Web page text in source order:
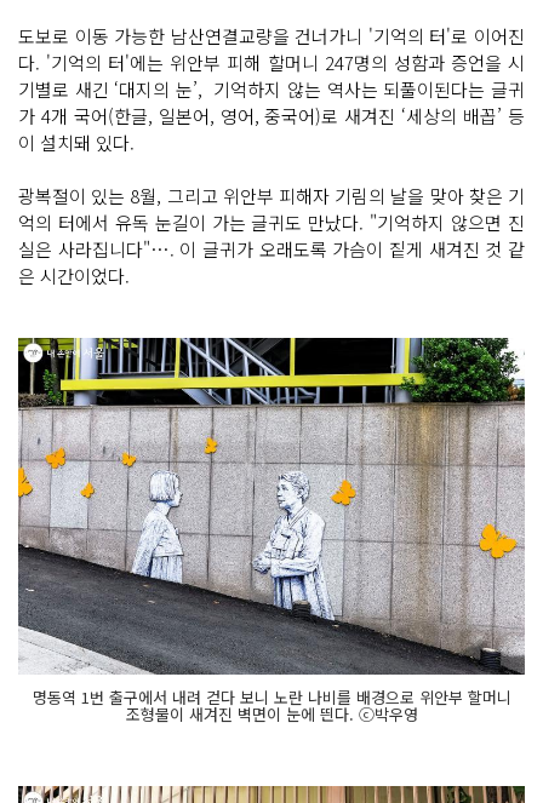
도보로 이동 가능한 남산연결교량을 건너가니 '기억의 터'로 이어진
다. '기억의 터'에는 위안부 피해 할머니 247명의 성함과 증언을 시
기별로 새긴 ‘대지의 눈’, 기억하지 않는 역사는 되풀이된다는 글귀
가 4개 국어(한글, 일본어, 영어, 중국어)로 새겨진 ‘세상의 배꼽’ 등
이 설치돼 있다.
광복절이 있는 8월, 그리고 위안부 피해자 기림의 날을 맞아 찾은 기
억의 터에서 유독 눈길이 가는 글귀도 만났다. "기억하지 않으면 진
실은 사라집니다"…. 이 글귀가 오래도록 가슴이 짙게 새겨진 것 같
은 시간이었다.
명동역 1번 출구에서 내려 걷다 보니 노란 나비를 배경으로 위안부 할머니
조형물이 새겨진 벽면이 눈에 띈다. ⓒ박우영